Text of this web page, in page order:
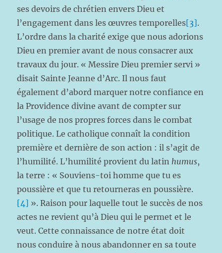
ses devoirs de chrétien envers Dieu et
l’engagement dans les œuvres temporelles[3].
L’ordre dans la charité exige que nous adorions
Dieu en premier avant de nous consacrer aux
travaux du jour. « Messire Dieu premier servi »
disait Sainte Jeanne d’Arc. Il nous faut
également d’abord marquer notre confiance en
la Providence divine avant de compter sur
l’usage de nos propres forces dans le combat
politique. Le catholique connaît la condition
première et dernière de son action : il s’agit de
l’humilité. L’humilité provient du latin humus,
la terre : « Souviens-toi homme que tu es
poussière et que tu retourneras en poussière.
[4] ». Raison pour laquelle tout le succès de nos
actes ne revient qu’à Dieu qui le permet et le
veut. Cette connaissance de notre état doit
nous conduire à nous abandonner en sa toute